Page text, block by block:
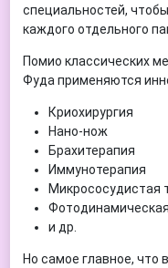
специальностей,
каждого отдельного
Помио классических
Фуда применяются
Криохирургия
Нано-нож
Брахитерапия
Иммунотерапия
Микрососудистая
и др.
Но самое главное, что